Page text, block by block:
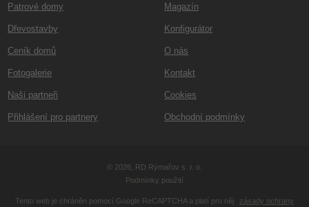
Patrové domy
Dřevostavby
Ceník domů
Fotogalerie
Naši partneři
Přihlášení pro partnery
Magazín
Konfigurátor
O nás
Kontakt
Cookies
Obchodní podmínky
© 2026, RD Rýmařov s. r. o.
Podmínky použití
Tento web je chráněn pomocí Google ReCAPTCHA a platí pro něj zásady ochrany